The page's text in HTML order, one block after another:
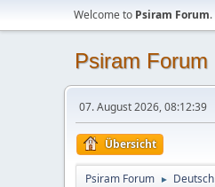
Welcome to Psiram Forum.
Psiram Forum
07. August 2026, 08:12:39
Übersicht
Psiram Forum ► Deutsch